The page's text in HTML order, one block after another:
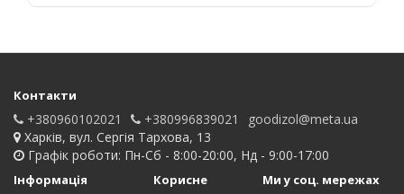
Контакти
+380960102021 +380996839021
goodizol@meta.ua
Харків, вул. Сергія Тархова, 13
Графік роботи: Пн-Сб - 8:00-20:00, Нд - 9:00-17:00
Інформація Корисне Ми у соц. мережах